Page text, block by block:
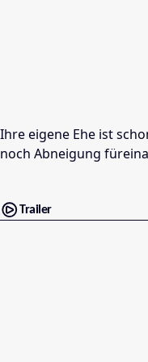
Ihre eigene Ehe ist
noch Abneigung
Trailer